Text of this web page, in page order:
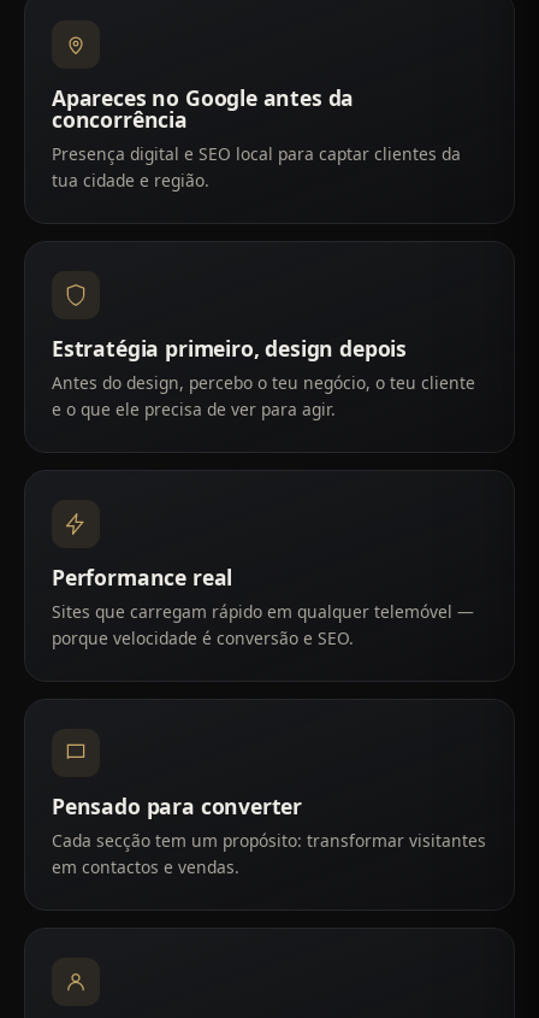
Apareces no Google antes da
concorrência
Presença digital e SEO local para captar clientes da
tua cidade e região.
Estratégia primeiro, design depois
Antes do design, percebo o teu negócio, o teu cliente
e o que ele precisa de ver para agir.
Performance real
Sites que carregam rápido em qualquer telemóvel —
porque velocidade é conversão e SEO.
Pensado para converter
Cada secção tem um propósito: transformar visitantes
em contactos e vendas.